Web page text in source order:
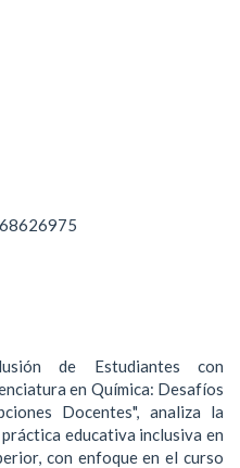
de Estudiantes con
en Química: Desafíos
Docentes", analiza la
educativa inclusiva en
con enfoque en el curso